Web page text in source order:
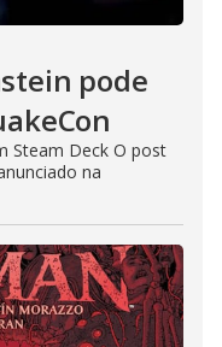
pode
Steam Deck O post
na